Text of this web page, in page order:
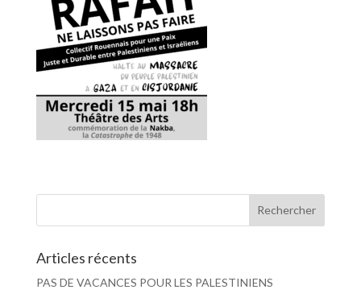
Articles récents
PAS DE VACANCES POUR LES PALESTINIENS